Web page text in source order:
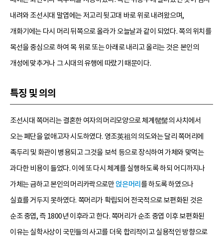
내려와 조선시대 말엽에는 저고리 뒷고대 바로 위로 내려왔으며,
개화기에는 다시 머리 뒤쪽으로 올라가 오늘날과 같이 되었다. 쪽의 위치를
목선을 중심으로 하여 목 위로 또는 아래로 내리고 올리는 것은 본인의
개성에 맞추거나 그 시대의 유행에 따랐기 때문이다.
특징 및 의의
조선시대 쪽머리는 결혼한 여자의 머리모양으로 체계髢髻의 사치에서
오는 폐단을 없애고자 시도하였다. 영조英祖의 의도와는 달리 쪽머리에
족두리 및 화관이 병용되고 그것을 보석 등으로 장식하여 가체와 맞먹는
과다한 비용이 들었다. 이에 또 다시 체계를 실행하도록 하되 어디까지나
가체는 금하고 본인의 머리카락으로만 얹은머리 를 하도록 하였으나
실효를 거두지 못하였다. 쪽머리가 확립되어 전국적으로 보편화된 것은
순조 중엽, 즉 1800년 이후라고 한다. 쪽머리가 순조 중엽 이후 보편화된
이유는 실학사상이 국민들의 사고를 더욱 합리적이고 실용적인 방향으로